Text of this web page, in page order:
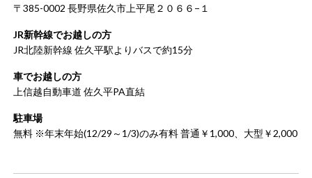
〒385-0002 長野県佐久市上平尾２０６６−１
JR新幹線でお越しの方
JR北陸新幹線 佐久平駅よりバスで約15分
車でお越しの方
上信越自動車道 佐久平PA直結
駐車場
無料 ※年末年始(12/29～1/3)のみ有料 普通￥1,000、大型￥2,000